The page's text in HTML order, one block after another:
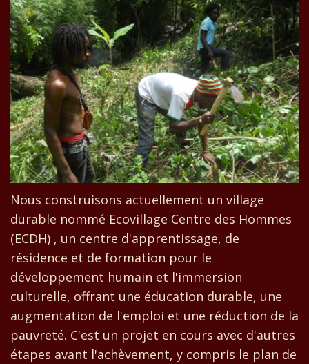
Nous construisons actuellement un village
durable nommé Ecovillage Centre des Hommes
(ECDH) , un centre d'apprentissage, de
résidence et de formation pour le
développement humain et l'immersion
culturelle, offrant une éducation durable, une
augmentation de l'emploi et une réduction de la
pauvreté. C'est un projet en cours avec d'autres
étapes avant l'achèvement, y compris le plan de